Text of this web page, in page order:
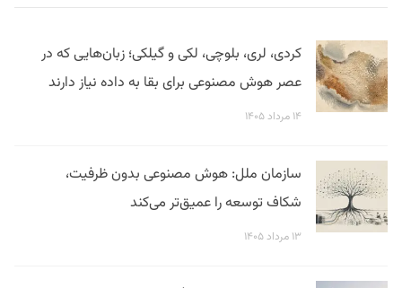
کردی، لری، بلوچی، لکی و گیلکی؛ زبان‌هایی که در
عصر هوش مصنوعی برای بقا به داده نیاز دارند
۱۴ مرداد ۱۴۰۵
سازمان ملل: هوش مصنوعی بدون ظرفیت،
شکاف توسعه را عمیق‌تر می‌کند
۱۳ مرداد ۱۴۰۵